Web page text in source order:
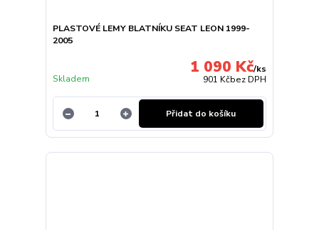
PLASTOVÉ LEMY BLATNÍKU SEAT LEON 1999-
2005
1 090 Kč/ks
901 Kčbez DPH
Skladem
Přidat do košíku